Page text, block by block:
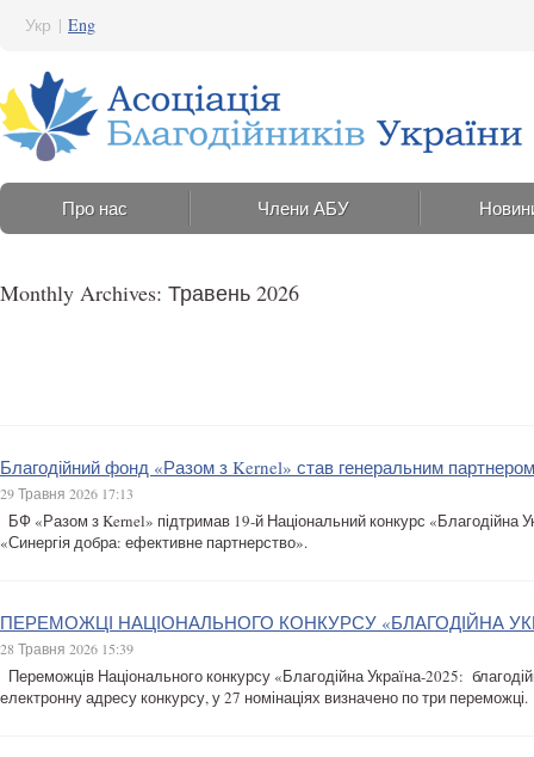
Укр | Eng
Про нас Члени АБУ
Monthly Archives: Травень 2026
Благодійний фонд «Разом з Kernel» став генеральним
29 Травня 2026 17:13
БФ «Разом з Kernel» підтримав 19-й Національний конкурс «Благодійна
«Синергія добра: ефективне партнерство».
ПЕРЕМОЖЦІ НАЦІОНАЛЬНОГО КОНКУРСУ «БЛАГОДІЙНА
28 Травня 2026 15:39
Переможців Національного конкурсу «Благодійна Україна-2025:
електронну адресу конкурсу, у 27 номінаціях визначено по три переможці.